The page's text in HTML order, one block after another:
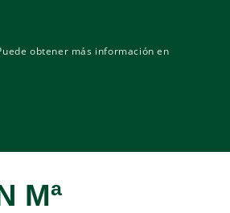
Mª
obtener más información en